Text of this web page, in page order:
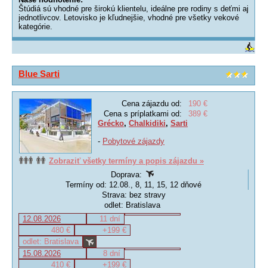
Štúdiá sú vhodné pre širokú klientelu, ideálne pre rodiny s deťmi aj
jednotlivcov. Letovisko je kľudnejšie, vhodné pre všetky vekové
kategórie.
Blue Sarti
Cena zájazdu od:
190 €
Cena s príplatkami od:
389 €
Grécko, Chalkidiki, Sarti
- Pobytové zájazdy
Zobraziť všetky termíny a popis zájazdu »
Doprava:
Termíny od: 12.08., 8, 11, 15, 12 dňové
Strava: bez stravy
odlet: Bratislava
12.08.2026
11 dní
480 €
+199 €
odlet: Bratislava
15.08.2026
8 dní
410 €
+199 €